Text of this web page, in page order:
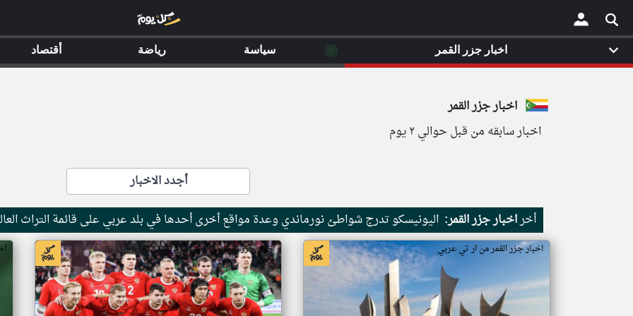
×
اخبار جزر القمر
اخبار سابقه من قبل حوالي ٢ يوم
أجدد الاخبار
أخراخبار جزر القمر: اليونيسكو تدرج شواطئ نورماندي وعدة مواقع أخرى أحدها في بلد عربي على قائمة التراث
اخبار جزر القمر من ار تي عربي اخبار جزر القمر من ار تي عربي
اخبار جزر القمر ◉ سياسة رياضة أقتصاد